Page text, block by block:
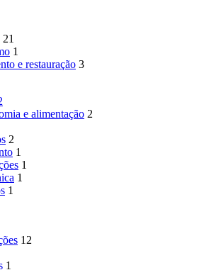
21
1
e restauração 3
e alimentação 2
2
1
1
1
1
12
1